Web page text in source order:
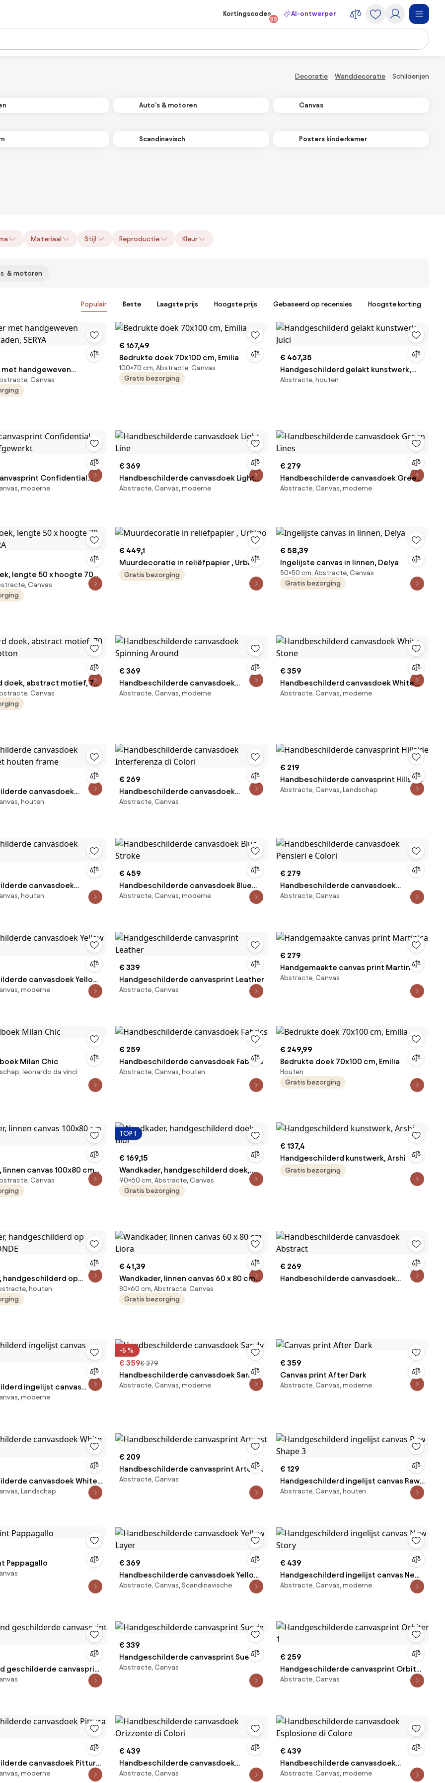
Kortingscodes
53
AI-ontwerper
Decoratie Wanddecoratie Schilderijen
Auto's & motoren Canvas
Scandinavisch Posters kinderkamer
Materiaal Stijl Reproductie Kleur
& motoren
Populair Beste Laagste prijs Hoogste prijs Gebaseerd op recensies Hoogste korting
met handgeweven
SERYA
Canvas
€ 167,49
Bedrukte doek 70x100 cm, Emilia
100×70 cm, Abstracte, Canvas
Gratis bezorging
€ 467,35
Handgeschilderd gelakt kunstwerk,
Juici
Abstracte, houten
Confidential
moderne
€ 369
Handbeschilderde canvasdoek Light
Line
Abstracte, Canvas, moderne
€ 279
Handbeschilderde canvasdoek Green
Lines
Abstracte, Canvas, moderne
lengte 50 x hoogte 70
Canvas
€ 449,1
Muurdecoratie in reliëfpapier , Urbino
Gratis bezorging
€ 58,39
Ingelijste canvas in linnen, Delya
50×50 cm, Abstracte, Canvas
Gratis bezorging
doek, abstract motief, 70
Canvas
€ 369
Handbeschilderde canvasdoek
Spinning Around
Abstracte, Canvas, moderne
€ 359
Handbeschilderd canvasdoek White
Stone
Abstracte, Canvas, moderne
canvasdoek
houten frame
houten
€ 269
Handbeschilderde canvasdoek
Interferenza di Colori
Abstracte, Canvas
€ 219
Handbeschilderde canvasprint Hillside
Abstracte, Canvas, Landschap
canvasdoek
houten
€ 459
Handbeschilderde canvasdoek Blue
Stroke
Abstracte, Canvas, moderne
€ 279
Handbeschilderde canvasdoek
Pensieri e Colori
Abstracte, Canvas
canvasdoek Yellow
moderne
€ 339
Handgeschilderde canvasprint Leather
Abstracte, Canvas
€ 279
Handgemaakte canvas print Martinica
Abstracte, Canvas
Milan Chic
leonardo da vinci
€ 259
Handbeschilderde canvasdoek Fabrics
Abstracte, Canvas, houten
€ 249,99
Bedrukte doek 70x100 cm, Emilia
Houten
Gratis bezorging
linnen canvas 100x80 cm
Canvas
TOP 1
€ 169,15
Wandkader, handgeschilderd doek,
Blur
90×60 cm, Abstracte, Canvas
Gratis bezorging
€ 137,4
Handgeschilderd kunstwerk, Arshi
Gratis bezorging
handgeschilderd op
houten
€ 41,39
Wandkader, linnen canvas 60 x 80 cm
Liora
80×60 cm, Abstracte, Canvas
Gratis bezorging
€ 269
Handbeschilderde canvasdoek
ingelijst canvas
moderne
-5 %
€ 359€ 379
Handbeschilderde canvasdoek Sandy
Abstracte, Canvas, moderne
€ 359
Canvas print After Dark
Abstracte, Canvas, moderne
canvasdoek White
Landschap
€ 209
Handbeschilderde canvasprint Artcast
Abstracte, Canvas
€ 129
Handgeschilderd ingelijst canvas Raw
Shape 3
Abstracte, Canvas, houten
Pappagallo
€ 369
Handbeschilderde canvasdoek Yellow
Layer
Abstracte, Canvas, Scandinavische
€ 439
Handgeschilderd ingelijst canvas New
Story
Abstracte, Canvas, moderne
geschilderde canvasprint
€ 339
Handgeschilderde canvasprint Suede
Abstracte, Canvas
€ 259
Handgeschilderde canvasprint Orbiter
1
Abstracte, Canvas
canvasdoek Pittura
moderne
€ 439
Handbeschilderde canvasdoek
Orizzonte di Colori
Abstracte, Canvas
€ 439
Handbeschilderde canvasdoek
Esplosione di Colore
Abstracte, Canvas, moderne